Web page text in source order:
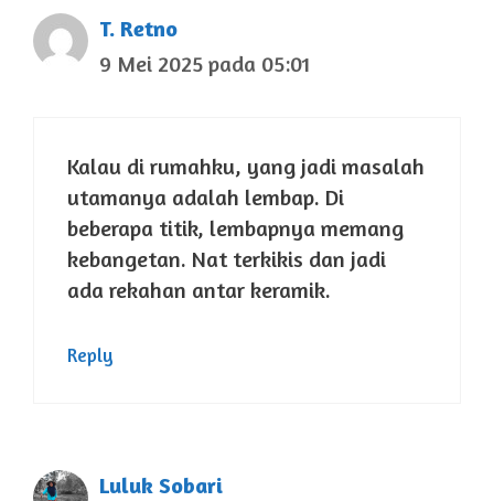
T. Retno
9 Mei 2025 pada 05:01
Kalau di rumahku, yang jadi masalah
utamanya adalah lembap. Di
beberapa titik, lembapnya memang
kebangetan. Nat terkikis dan jadi
ada rekahan antar keramik.
Reply
Luluk Sobari